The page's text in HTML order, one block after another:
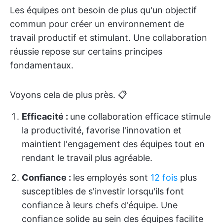
Les équipes ont besoin de plus qu'un objectif
commun pour créer un environnement de
travail productif et stimulant. Une collaboration
réussie repose sur certains principes
fondamentaux.
Voyons cela de plus près. 📋
Efficacité : une collaboration efficace stimule
la productivité, favorise l'innovation et
maintient l'engagement des équipes tout en
rendant le travail plus agréable.
Confiance : les employés sont 12 fois plus
susceptibles de s'investir lorsqu'ils font
confiance à leurs chefs d'équipe. Une
confiance solide au sein des équipes facilite